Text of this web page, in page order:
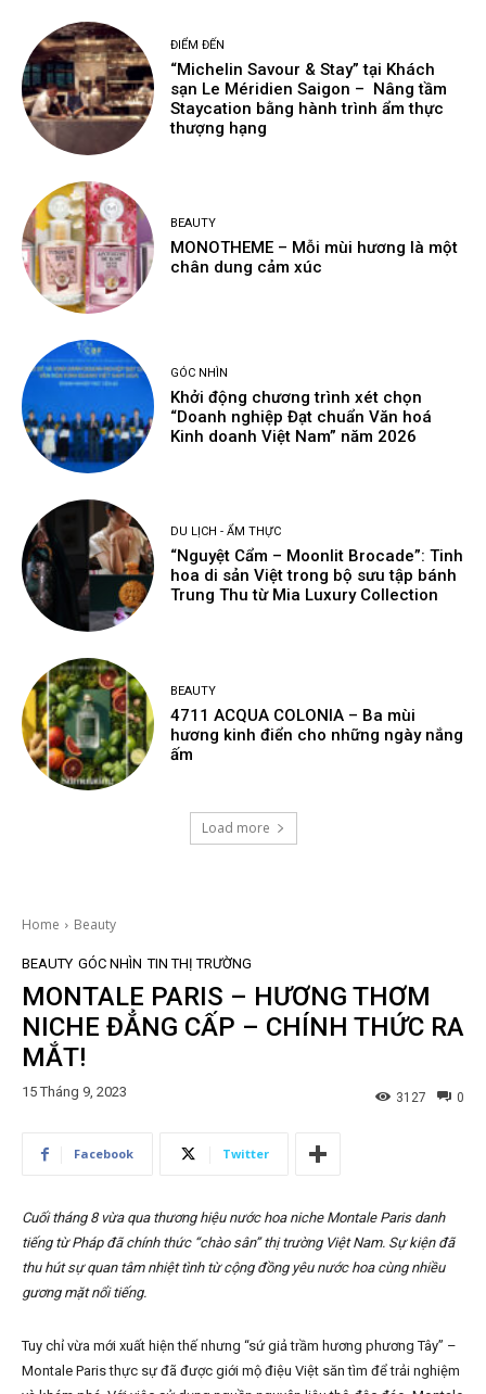
ĐIỂM ĐẾN
“Michelin Savour & Stay” tại Khách
sạn Le Méridien Saigon – Nâng tầm
Staycation bằng hành trình ẩm thực
thượng hạng
BEAUTY
MONOTHEME – Mỗi mùi hương là một
chân dung cảm xúc
GÓC NHÌN
Khởi động chương trình xét chọn
“Doanh nghiệp Đạt chuẩn Văn hoá
Kinh doanh Việt Nam” năm 2026
DU LỊCH - ẨM THỰC
“Nguyệt Cẩm – Moonlit Brocade”: Tinh
hoa di sản Việt trong bộ sưu tập bánh
Trung Thu từ Mia Luxury Collection
BEAUTY
4711 ACQUA COLONIA – Ba mùi
hương kinh điển cho những ngày nắng
ấm
Load more